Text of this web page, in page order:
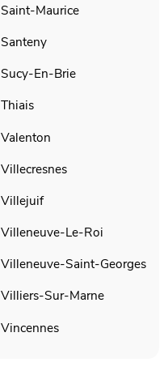
Saint-Maurice
Santeny
Sucy-En-Brie
Thiais
Valenton
Villecresnes
Villejuif
Villeneuve-Le-Roi
Villeneuve-Saint-Georges
Villiers-Sur-Marne
Vincennes